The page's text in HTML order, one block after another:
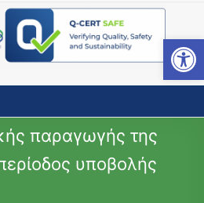
Open toolbar
παραγωγής της
υποβολής